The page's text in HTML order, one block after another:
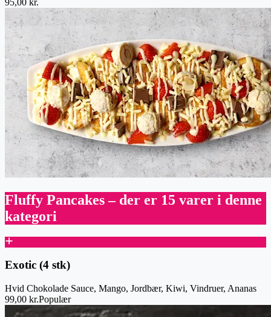
Fluffy Pancakes– der er 15 varer i denne
kategori
Exotic (4 stk)
Hvid Chokolade Sauce, Mango, Jordbær, Kiwi, Vindruer, Ananas
99,00 kr.Populær